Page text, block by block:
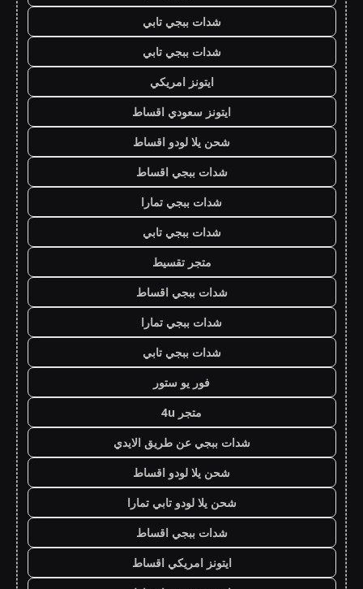
شدات ببجي تابي
شدات ببجي تابي
ايتونز امريكي
ايتونز سعودي اقساط
شحن يلا لودو اقساط
شدات ببجي اقساط
شدات ببجي تمارا
شدات ببجي تابي
متجر تقسيط
شدات ببجي اقساط
شدات ببجي تمارا
شدات ببجي تابي
فور يو ستور
متجر 4u
شدات ببجي عن طريق الايدي
شحن يلا لودو اقساط
شحن يلا لودو تابي تمارا
شدات ببجي اقساط
ايتونز امريكي اقساط